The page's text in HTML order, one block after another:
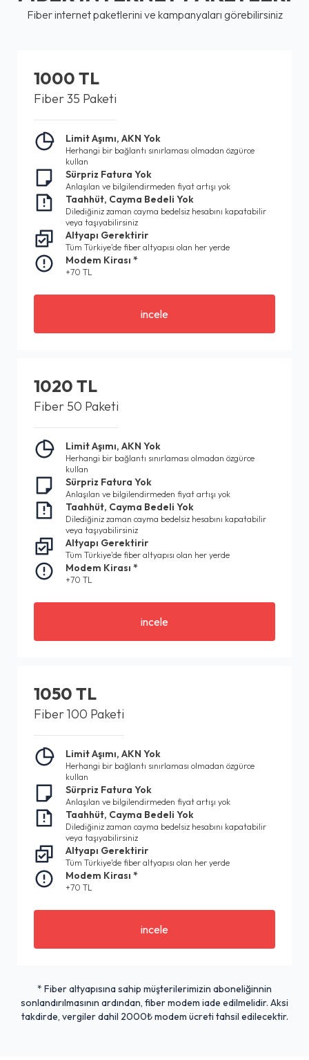
Fiber internet paketlerini ve kampanyaları görebilirsiniz
1000 TL
Fiber 35 Paketi
Limit Aşımı, AKN Yok
Herhangi bir bağlantı sınırlaması olmadan özgürce
kullan
Sürpriz Fatura Yok
Anlaşılan ve bilgilendirmeden fiyat artışı yok
Taahhüt, Cayma Bedeli Yok
Dilediğiniz zaman cayma bedelsiz hesabını kapatabilir
veya taşıyabilirsiniz
Altyapı Gerektirir
Tüm Türkiye'de fiber altyapısı olan her yerde
Modem Kirası *
+70 TL
incele
1020 TL
Fiber 50 Paketi
Limit Aşımı, AKN Yok
Herhangi bir bağlantı sınırlaması olmadan özgürce
kullan
Sürpriz Fatura Yok
Anlaşılan ve bilgilendirmeden fiyat artışı yok
Taahhüt, Cayma Bedeli Yok
Dilediğiniz zaman cayma bedelsiz hesabını kapatabilir
veya taşıyabilirsiniz
Altyapı Gerektirir
Tüm Türkiye'de fiber altyapısı olan her yerde
Modem Kirası *
+70 TL
incele
1050 TL
Fiber 100 Paketi
Limit Aşımı, AKN Yok
Herhangi bir bağlantı sınırlaması olmadan özgürce
kullan
Sürpriz Fatura Yok
Anlaşılan ve bilgilendirmeden fiyat artışı yok
Taahhüt, Cayma Bedeli Yok
Dilediğiniz zaman cayma bedelsiz hesabını kapatabilir
veya taşıyabilirsiniz
Altyapı Gerektirir
Tüm Türkiye'de fiber altyapısı olan her yerde
Modem Kirası *
+70 TL
incele
* Fiber altyapısına sahip müşterilerimizin aboneliğinnin
sonlandırılmasının ardından, fiber modem iade edilmelidir. Aksi
takdirde, vergiler dahil 2000₺ modem ücreti tahsil edilecektir.